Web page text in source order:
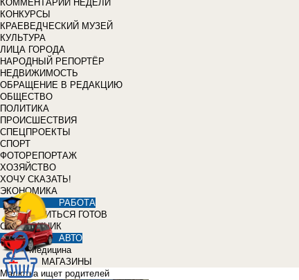
КОММЕНТАРИЙ НЕДЕЛИ
КОНКУРСЫ
КРАЕВЕДЧЕСКИЙ МУЗЕЙ
КУЛЬТУРА
ЛИЦА ГОРОДА
НАРОДНЫЙ РЕПОРТЁР
НЕДВИЖИМОСТЬ
ОБРАЩЕНИЕ В РЕДАКЦИЮ
ОБЩЕСТВО
ПОЛИТИКА
ПРОИСШЕСТВИЯ
СПЕЦПРОЕКТЫ
СПОРТ
ФОТОРЕПОРТАЖ
ХОЗЯЙСТВО
ХОЧУ СКАЗАТЬ!
ЭКОНОМИКА
РАБОТА
УЧИТЬСЯ ГОТОВ
СПРАВОЧНИК
АВТО
Медицина
МАГАЗИНЫ
Малютка ищет родителей